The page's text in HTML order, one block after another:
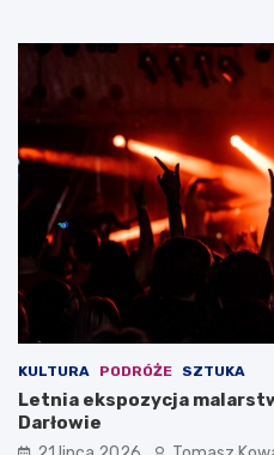
KULTURA PODRÓŻE SZTUKA
Letnia ekspozycja
Darłowie